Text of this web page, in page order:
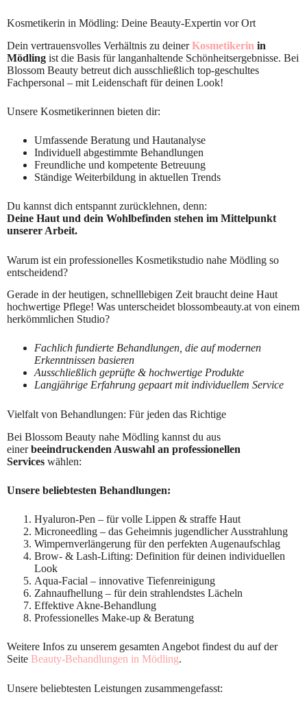
Kosmetikerin in Mödling: Deine Beauty-Expertin vor Ort
Dein vertrauensvolles Verhältnis zu deinerKosmetikerin in
Mödling ist die Basis für langanhaltende Schönheitsergebnisse. Bei
Blossom Beauty betreut dich ausschließlich top-geschultes
Fachpersonal – mit Leidenschaft für deinen Look!
Unsere Kosmetikerinnen bieten dir:
Umfassende Beratung und Hautanalyse
Individuell abgestimmte Behandlungen
Freundliche und kompetente Betreuung
Ständige Weiterbildung in aktuellen Trends
Du kannst dich entspannt zurücklehnen, denn:
Deine Haut und dein Wohlbefinden stehen im Mittelpunkt
unserer Arbeit.
Warum ist ein professionelles Kosmetikstudio nahe Mödling so
entscheidend?
Gerade in der heutigen, schnelllebigen Zeit braucht deine Haut
hochwertige Pflege! Was unterscheidet blossombeauty.at von einem
herkömmlichen Studio?
Fachlich fundierte Behandlungen, die auf modernen
Erkenntnissen basieren
Ausschließlich geprüfte & hochwertige Produkte
Langjährige Erfahrung gepaart mit individuellem Service
Vielfalt von Behandlungen: Für jeden das Richtige
Bei Blossom Beauty nahe Mödling kannst du aus
einerbeeindruckenden Auswahl an professionellen
Services wählen:
Unsere beliebtesten Behandlungen:
Hyaluron-Pen – für volle Lippen & straffe Haut
Microneedling – das Geheimnis jugendlicher Ausstrahlung
Wimpernverlängerung für den perfekten Augenaufschlag
Brow- & Lash-Lifting: Definition für deinen individuellen
Look
Aqua-Facial – innovative Tiefenreinigung
Zahnaufhellung – für dein strahlendstes Lächeln
Effektive Akne-Behandlung
Professionelles Make-up & Beratung
Weitere Infos zu unserem gesamten Angebot findest du auf der
Seite Beauty-Behandlungen in Mödling.
Unsere beliebtesten Leistungen zusammengefasst: